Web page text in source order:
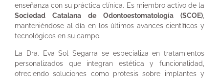
enseñanza con su práctica clínica. Es miembro activo de la
Sociedad Catalana de Odontoestomatología (SCOE),
manteniéndose al día en los últimos avances científicos y
tecnológicos en su campo.
La Dra. Eva Sol Segarra se especializa en tratamientos
personalizados que integran estética y funcionalidad,
ofreciendo soluciones como prótesis sobre implantes y